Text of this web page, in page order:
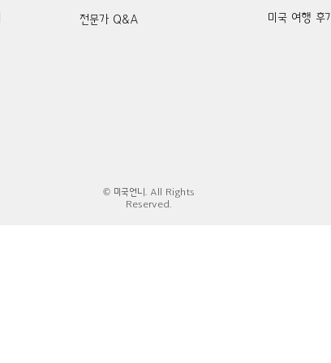
전문가 Q&A 미국 여행 후
© 미국언니. All Rights
Reserved.